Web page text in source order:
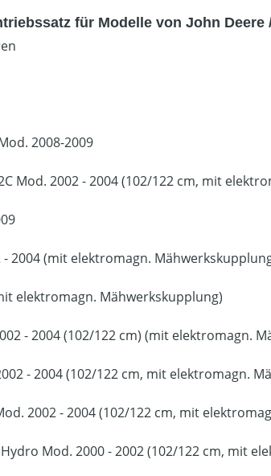
für Modelle von John Deere
2008-2009
Mod. 2002 - 2004 (102/122 cm, mit
- 2004 (mit elektromagn.
elektromagn. Mähwerkskupplung)
- 2004 (102/122 cm) (mit elektromagn.
- 2004 (102/122 cm, mit elektromagn.
2002 - 2004 (102/122 cm, mit
Mod. 2000 - 2002 (102/122 cm, mit